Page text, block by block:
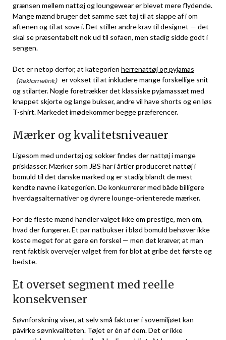
grænsen mellem nattøj og loungewear er blevet mere flydende.
Mange mænd bruger det samme sæt tøj til at slappe af i om
aftenen og til at sove i. Det stiller andre krav til designet — det
skal se præsentabelt nok ud til sofaen, men stadig sidde godt i
sengen.
Det er netop derfor, at kategorien herrenattøj og pyjamas
er vokset til at inkludere mange forskellige snit
og stilarter. Nogle foretrækker det klassiske pyjamassæt med
knappet skjorte og lange bukser, andre vil have shorts og en løs
T-shirt. Markedet imødekommer begge præferencer.
Mærker og kvalitetsniveauer
Ligesom med undertøj og sokker findes der nattøj i mange
prisklasser. Mærker som JBS har i årtier produceret nattøj i
bomuld til det danske marked og er stadig blandt de mest
kendte navne i kategorien. De konkurrerer med både billigere
hverdagsalternativer og dyrere lounge-orienterede mærker.
For de fleste mænd handler valget ikke om prestige, men om,
hvad der fungerer. Et par natbukser i blød bomuld behøver ikke
koste meget for at gøre en forskel — men det kræver, at man
rent faktisk overvejer valget frem for blot at gribe det første og
bedste.
Et overset segment med reelle
konsekvenser
Søvnforskning viser, at selv små faktorer i sovemiljøet kan
påvirke søvnkvaliteten. Tøjet er én af dem. Det er ikke